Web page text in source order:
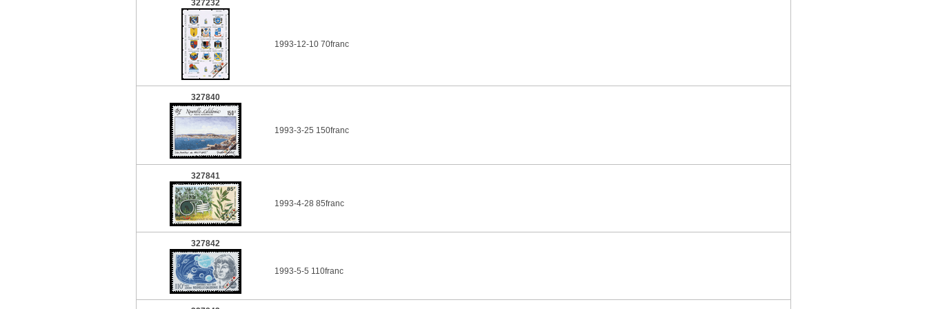
327232
1993-12-10 70franc
327840
1993-3-25 150franc
327841
1993-4-28 85franc
327842
1993-5-5 110franc